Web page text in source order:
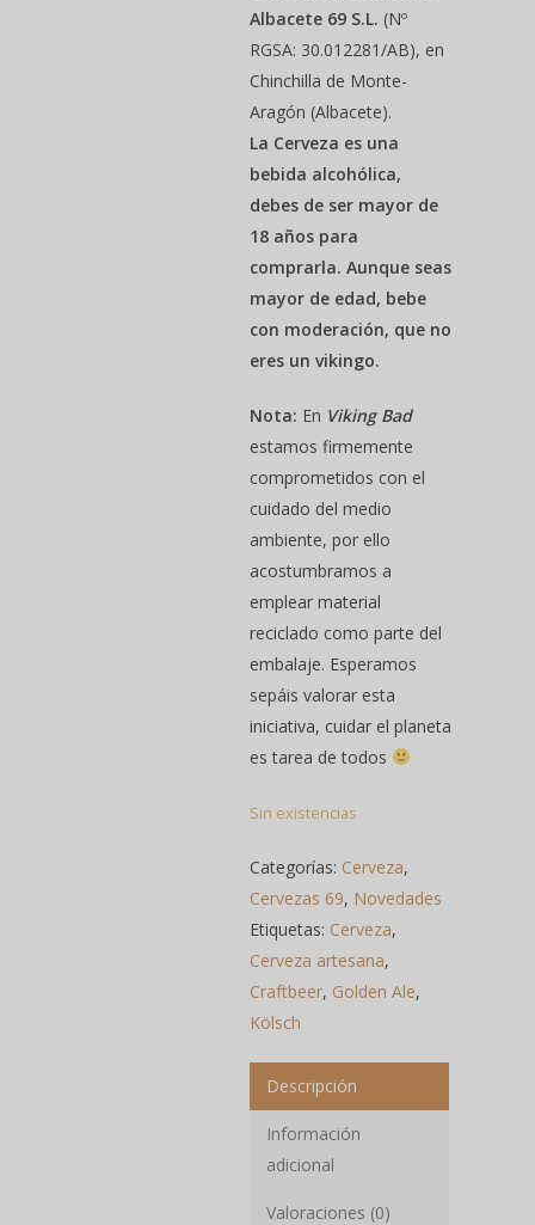
Hit enter to search or ESC to close
Albacete 69 S.L. (Nº
RGSA: 30.012281/AB), en
Chinchilla de Monte-
Aragón (Albacete).
La Cerveza es una
bebida alcohólica,
debes de ser mayor de
18 años para
comprarla. Aunque seas
mayor de edad, bebe
con moderación, que no
eres un vikingo.
Nota: En Viking Bad
estamos firmemente
comprometidos con el
cuidado del medio
ambiente, por ello
acostumbramos a
emplear material
reciclado como parte del
embalaje. Esperamos
sepáis valorar esta
iniciativa, cuidar el planeta
es tarea de todos
Sin existencias
Categorías: Cerveza,
Cervezas 69, Novedades
Etiquetas: Cerveza,
Cerveza artesana,
Craftbeer, Golden Ale,
Kölsch
Descripción
Información
adicional
Valoraciones (0)